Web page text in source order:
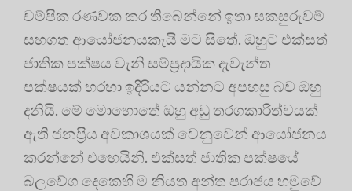
චම්පික රණවක කර තිබෙන්නේ ඉතා සකසුරුවම්
සහගත ආයෝජනයකැයි මට සිතේ. ඔහුට එක්සත්
ජාතික පක්ෂය වැනි සම්ප්‍රදායික දැවැන්ත
පක්ෂයක් හරහා ඉදිරියට යන්නට අපහසු බව ඔහු
දනියි. මේ මොහොතේ ඔහු අඩු තරගකාරිත්වයක්
ඇති ජනප්‍රිය අවකාශයක් වෙනුවෙන් ආයෝජනය
කරන්නේ එහෙයිනි. එක්සත් ජාතික පක්ෂයේ
බලවේග දෙකෙහි ම නියත අන්ත පරාජය හමුවේ